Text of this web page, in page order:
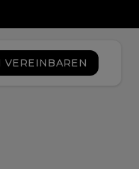
VEREINBAREN